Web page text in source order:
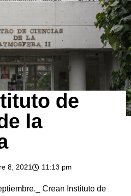
de
la
8, 2021 11:13 pm
Crean Instituto de